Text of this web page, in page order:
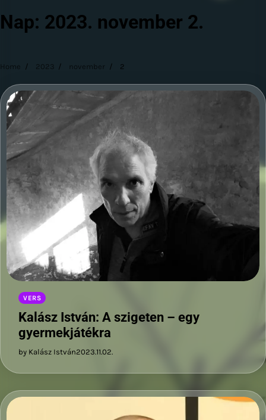
Nap: 2023. november 2.
Home 2023 november 2
VERS
Kalász István: A szigeten – egy
gyermekjátékra
by Kalász István2023.11.02.